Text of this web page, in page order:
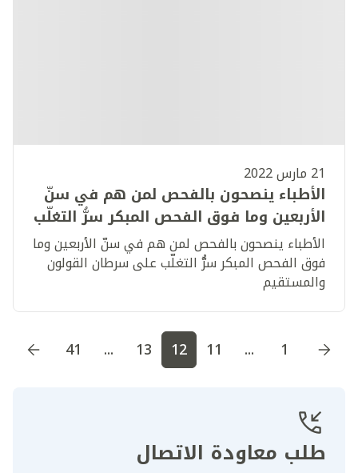
21 مارس 2022
الأطباء ينصحون بالفحص لمن هم في سنّ
الأربعين وما فوق الفحص المبكر سرُّ التغلّب
على سرطان القولون والمستقيم
الأطباء ينصحون بالفحص لمن هم في سنّ الأربعين وما
فوق الفحص المبكر سرُّ التغلّب على سرطان القولون
والمستقيم
اذهب إلى الصفحة اذهب إلى الصفحة اذهب إلى 1
...
11
12
13
...
41
طلب معاودة الاتصال